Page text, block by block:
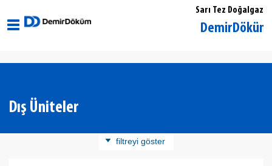
Sarı Tez Doğalgaz
Eskişehir Merkez DemirDöküm Yetkili
Dış Üniteler
filtreyi göster